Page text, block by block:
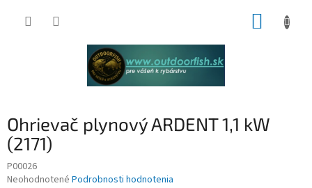
Ohrievač plynový ARDENT 1,1 kW
(2171)
P00026
Priemerné
Neohodnotené Podrobnosti hodnotenia